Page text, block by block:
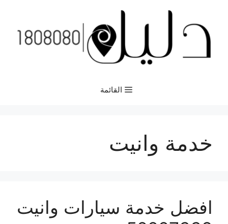
المحتوى
القائمة
خدمة وانيت
افضل خدمة سيارات وانيت